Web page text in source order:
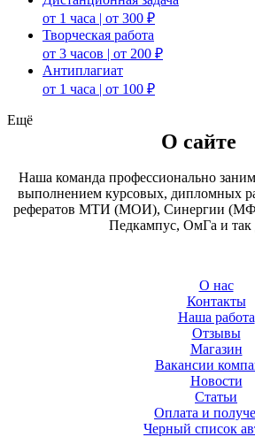
от 1 часа | от 300 ₽
Творческая работа
от 3 часов | от 200 ₽
Антиплагиат
от 1 часа | от 100 ₽
Ещё
О сайте
Наша команда профессионально
выполнением курсовых, дипломных
рефератов МТИ (МОИ), Синергии
Педкампус, ОмГа и так
О нас
Контакты
Наша работа
Отзывы
Магазин
Вакансии
Новости
Статьи
Оплата и
Черный список